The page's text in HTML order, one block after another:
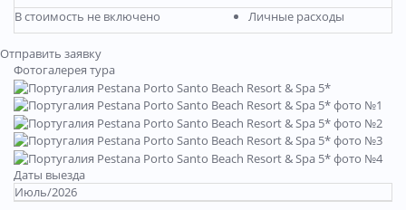
В стоимость не включено
Личные расходы
Отправить заявку
Фотогалерея тура
Даты выезда
Июль/2026